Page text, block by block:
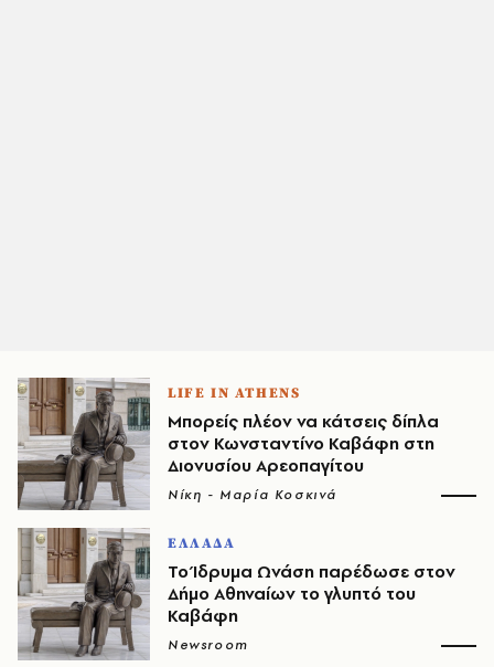
LIFE IN ATHENS
Μπορείς πλέον να κάτσεις δίπλα
στον Κωνσταντίνο Καβάφη στη
Διονυσίου Αρεοπαγίτου
Νίκη - Μαρία Κοσκινά
ΕΛΛΑΔΑ
Το Ίδρυμα Ωνάση παρέδωσε στον
Δήμο Αθηναίων το γλυπτό του
Καβάφη
Newsroom